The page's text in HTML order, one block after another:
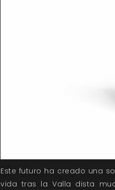
Este futuro ha creado una
vida tras la Valla dista